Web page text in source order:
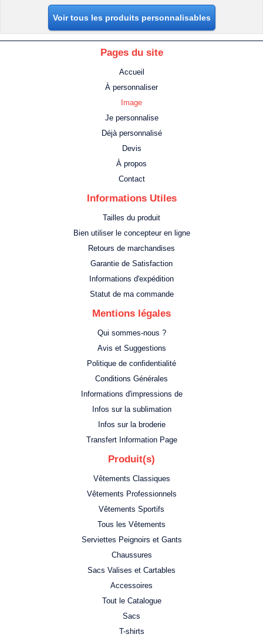
Voir tous les produits personnalisables
Pages du site
Accueil
À personnaliser
Image
Je personnalise
Déjà personnalisé
Devis
À propos
Contact
Informations Utiles
Tailles du produit
Bien utiliser le concepteur en ligne
Retours de marchandises
Garantie de Satisfaction
Informations d'expédition
Statut de ma commande
Mentions légales
Qui sommes-nous ?
Avis et Suggestions
Politique de confidentialité
Conditions Générales
Informations d'impressions de
Infos sur la sublimation
Infos sur la broderie
Transfert Information Page
Produit(s)
Vêtements Classiques
Vêtements Professionnels
Vêtements Sportifs
Tous les Vêtements
Serviettes Peignoirs et Gants
Chaussures
Sacs Valises et Cartables
Accessoires
Tout le Catalogue
Sacs
T-shirts